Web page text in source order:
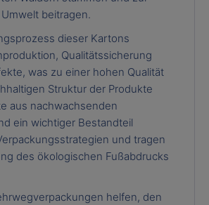
beitragen.
dieser Kartons
Qualitätssicherung
was zu einer hohen Qualität
Struktur der Produkte
aus nachwachsenden
ein wichtiger Bestandteil
und tragen
des ökologischen Fußabdrucks
helfen, den